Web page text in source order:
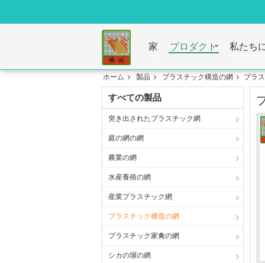
家 プロダクト 私たち
ホーム 製品 プラスチック構造の網 プラ
すべての製品
突き出されたプラスチック網
庭の網の網
農業の網
水産養殖の網
産業プラスチック網
プラスチック構造の網
プラスチック家禽の網
シカの塀の網